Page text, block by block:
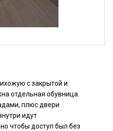
с закрытой и
отдельная обувница.
плюс двери
идут
чтобы доступ был без